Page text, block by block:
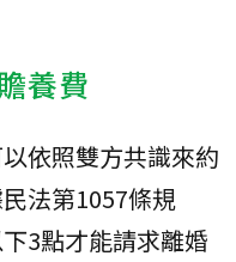
養費
依照雙方共識來約
法第1057條規
3點才能請求離婚